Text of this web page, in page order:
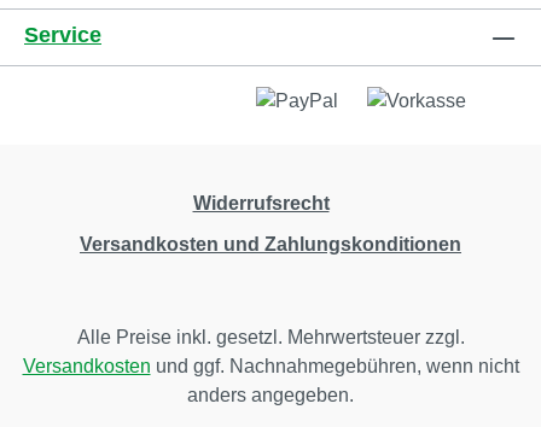
Service
Widerrufsrecht
Versandkosten und Zahlungskonditionen
Alle Preise inkl. gesetzl. Mehrwertsteuer zzgl.
Versandkosten und ggf. Nachnahmegebühren, wenn nicht
anders angegeben.